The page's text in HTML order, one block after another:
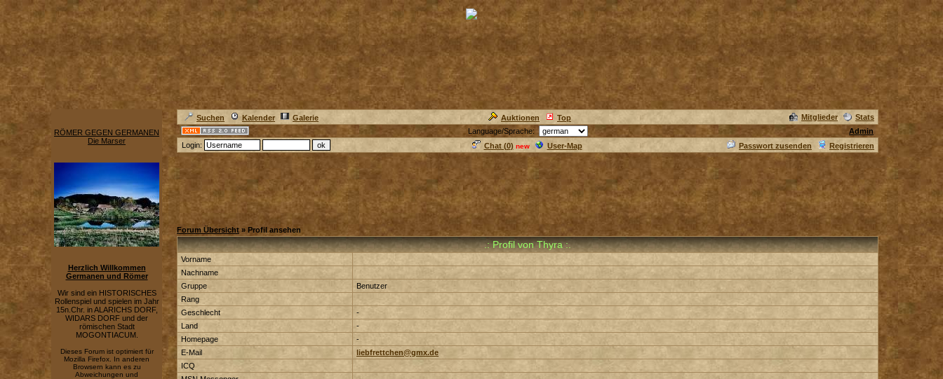
RÖMER GEGEN GERMANEN
Die Marser
Herzlich Willkommen
Germanen und Römer
Wir sind ein HISTORISCHES
Rollenspiel und spielen im Jahr
15n.Chr. in ALARICHS DORF,
WIDARS DORF und der
römischen Stadt
MOGONTIACUM.
Dieses Forum ist optimiert für
Mozilla Firefox. In anderen
Browsern kann es zu
Abweichungen und
Suchen Kalender Galerie Auktionen Top Mitglieder
Stats
Language/Sprache:
Admin
Login:
Chat (0) new User-Map Passwort zusenden Registrieren
Forum Übersicht » Profil ansehen
.: Profil von Thyra :.
Vorname
Nachname
Gruppe
Benutzer
Rang
Geschlecht
-
Land
-
Homepage
-
E-Mail
liebfrettchen@gmx.de
ICQ